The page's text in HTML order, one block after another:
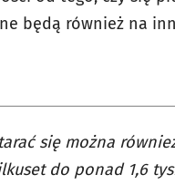
będą również na
się można
do ponad 1,6